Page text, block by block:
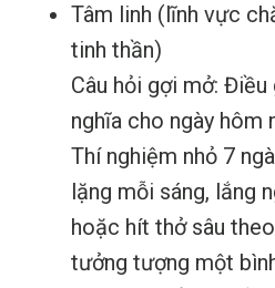
Tâm linh (lĩnh vực
tinh thần)
Câu hỏi gợi mở:
nghĩa cho ngày hôm
Thí nghiệm nhỏ 7
lặng mỗi sáng, lắng
hoặc hít thở sâu
tưởng tượng một